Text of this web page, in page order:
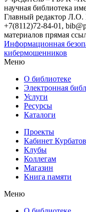
научная библиотека
Главный редактор Л.О.
+7(8112)72-84-01,
материалов прямая
Информационная
кибермошенников
Меню
О библиотеке
Электронная
Услуги
Ресурсы
Каталоги
Проекты
Кабинет
Клубы
Коллегам
Магазин
Книга памяти
Меню